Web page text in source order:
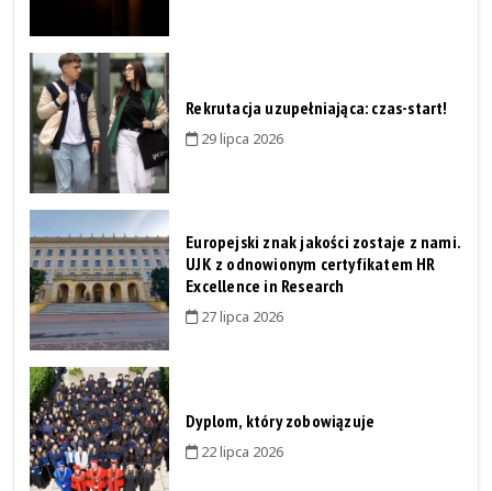
Rekrutacja uzupełniająca: czas-start!
29 lipca 2026
Europejski znak jakości zostaje z nami.
UJK z odnowionym certyfikatem HR
Excellence in Research
27 lipca 2026
Dyplom, który zobowiązuje
22 lipca 2026